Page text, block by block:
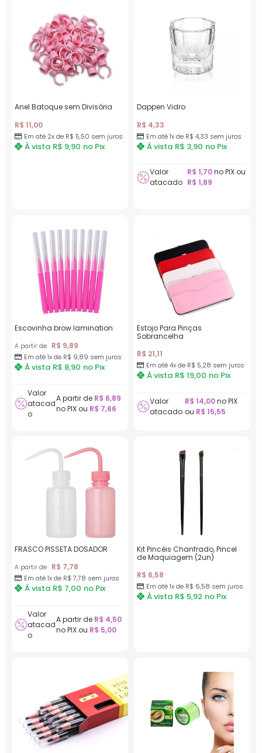
Anel Batoque sem Divisória
R$ 11,00
Em até 2x de R$ 5,50 sem juros
À vista R$ 9,90 no Pix
Dappen Vidro
R$ 4,33
Em até 1x de R$ 4,33 sem juros
À vista R$ 3,90 no Pix
Valor
atacado
R$ 1,70no PIX ou
R$ 1,89
Escovinha brow lamination
A partir de R$ 9,89
Em até 1x de R$ 9,89 sem juros
À vista R$ 8,90 no Pix
Valor
atacad
o
A partir de R$ 6,89
no PIX ou R$ 7,66
Estojo Para Pinças
Sobrancelha
R$ 21,11
Em até 4x de R$ 5,28 sem juros
À vista R$ 19,00 no Pix
Valor
atacado
R$ 14,00no PIX
ou R$ 15,55
FRASCO PISSETA DOSADOR
A partir de R$ 7,78
Em até 1x de R$7,78 sem juros
À vista R$ 7,00 no Pix
Valor
atacad
o
A partir de R$ 4,50
no PIX ou R$ 5,00
Kit Pincéis Chanfrado, Pincel
de Maquiagem (2un)
R$ 6,58
Em até 1x de R$ 6,58 sem juros
À vista R$ 5,92 no Pix